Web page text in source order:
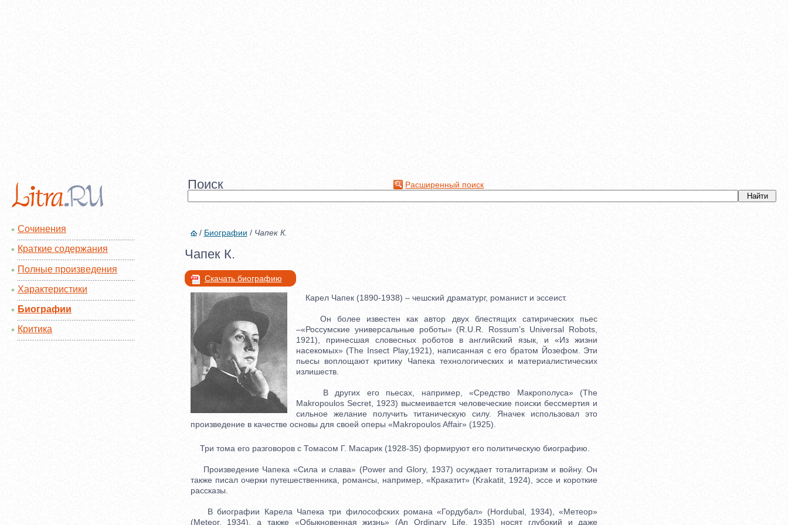
Поиск Расширенный поиск
Сочинения
Краткие содержания
Полные произведения
Характеристики
Биографии
Критика
/ Биографии / Чапек К.
Чапек К.
Скачать биографию
Карел Чапек (1890-1938) – чешский драматург, романист и эссеист.
Он более известен как автор двух блестящих сатирических пьес
–«Россумские универсальные роботы» (R.U.R. Rossum’s Universal Robots,
1921), принесшая словесных роботов в английский язык, и «Из жизни
насекомых» (The Insect Play,1921), написанная с его братом Йозефом. Эти
пьесы воплощают критику Чапека технологических и материалистических
излишеств.
В других его пьесах, например, «Средство Макрополуса» (The
Makropoulos Secret, 1923) высмеивается человеческие поиски бессмертия и
сильное желание получить титаническую силу. Яначек использовал это
произведение в качестве основы для своей оперы «Makropoulos Affair» (1925).
Три тома его разговоров с Томасом Г. Масарик (1928-35) формируют его политическую биографию.
Произведение Чапека «Сила и слава» (Power and Glory, 1937) осуждает тоталитаризм и войну. Он
также писал очерки путешественника, романсы, например, «Кракатит» (Krakatit, 1924), эссе и короткие
рассказы.
В биографии Карела Чапека три философских романа «Гордубал» (Hordubal, 1934), «Метеор»
(Meteor, 1934), а также «Обыкновенная жизнь» (An Ordinary Life, 1935) носят глубокий и даже